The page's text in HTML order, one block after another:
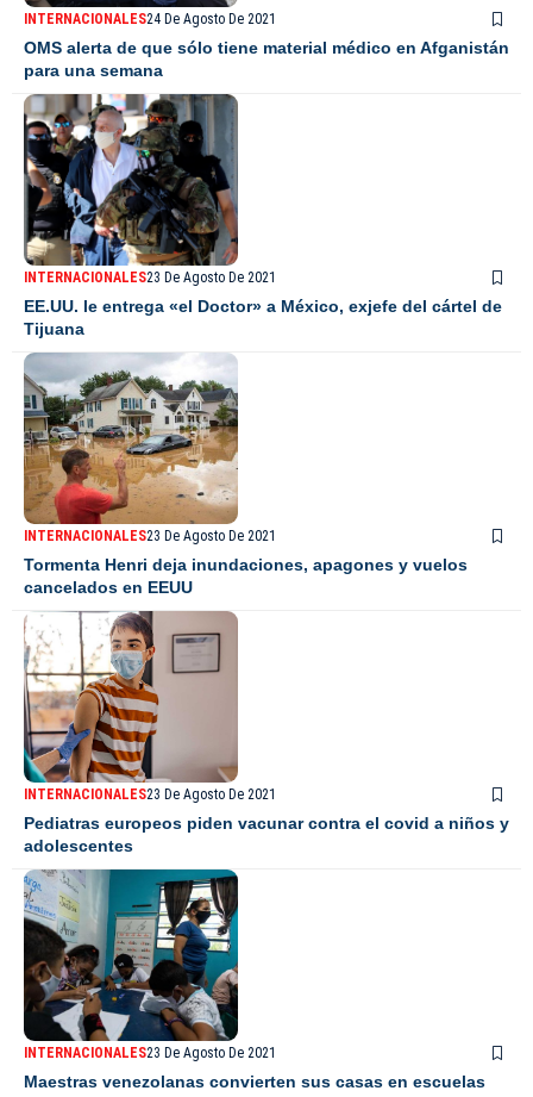
INTERNACIONALES24 De Agosto De 2021
OMS alerta de que sólo tiene material médico en Afganistán
para una semana
INTERNACIONALES23 De Agosto De 2021
EE.UU. le entrega «el Doctor» a México, exjefe del cártel de
Tijuana
INTERNACIONALES23 De Agosto De 2021
Tormenta Henri deja inundaciones, apagones y vuelos
cancelados en EEUU
INTERNACIONALES23 De Agosto De 2021
Pediatras europeos piden vacunar contra el covid a niños y
adolescentes
INTERNACIONALES23 De Agosto De 2021
Maestras venezolanas convierten sus casas en escuelas